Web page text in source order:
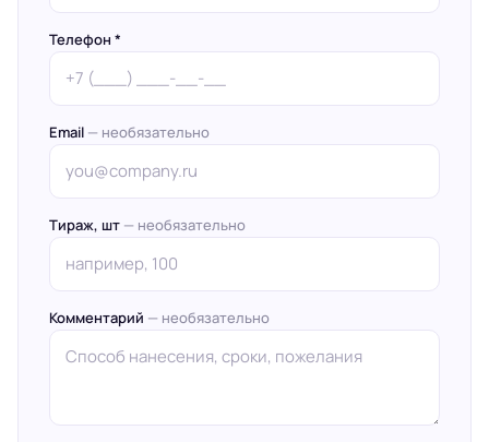
Телефон *
Email — необязательно
Тираж, шт — необязательно
Комментарий — необязательно